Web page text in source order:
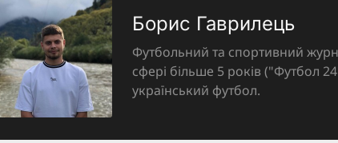
Борис Гаврилець
Футбольний та спортивний
сфері більше 5 років ("Футбол
український футбол.